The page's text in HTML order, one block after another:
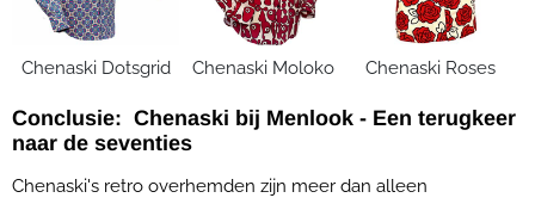
Chenaski Dotsgrid Chenaski Moloko Chenaski Roses
Conclusie: Chenaski bij Menlook - Een terugkeer
naar de seventies
Chenaski's retro overhemden zijn meer dan alleen